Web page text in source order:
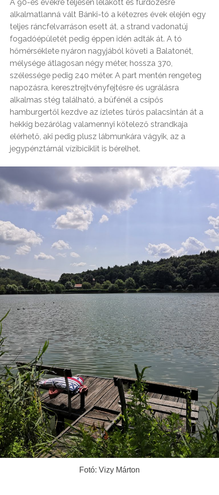
A 90-es évekre teljesen lelakott és fürdőzésre
alkalmatlanná vált Bánki-tó a kétezres évek elején egy
teljes ráncfelvarráson esett át, a strand vadonatúj
fogadóépületét pedig éppen idén adták át. A tó
hőmérséklete nyáron nagyjából követi a Balatonét,
mélysége átlagosan négy méter, hossza 370,
szélessége pedig 240 méter. A part mentén rengeteg
napozásra, keresztrejtvényfejtésre és ugrálásra
alkalmas stég található, a büfénél a csípős
hamburgertől kezdve az ízletes túrós palacsintán át a
hekkig bezárólag valamennyi kötelező strandkaja
elérhető, aki pedig plusz lábmunkára vágyik, az a
jegypénztárnál vízibiciklit is bérelhet.
Fotó: Vizy Márton